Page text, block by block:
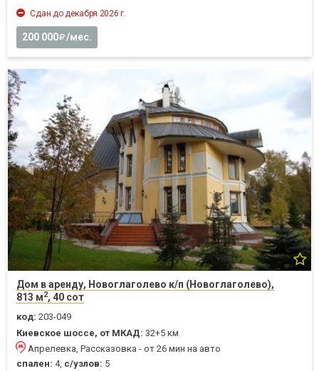
Сдан до декабря 2026 г.
200 000 /мес.
Дом в аренду, Новоглаголево к/п (Новоглаголево),
813 м2, 40 сот
код: 203-049
Киевское шоссе, от МКАД: 32+5 км
Апрелевка, Рассказовка - от 26 мин на авто
спален: 4, с/узлов: 5